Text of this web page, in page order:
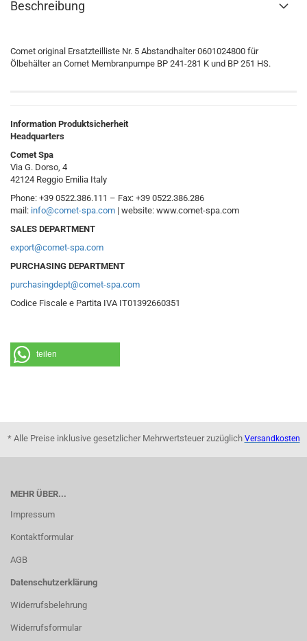
Beschreibung
Comet original Ersatzteilliste Nr. 5 Abstandhalter 0601024800 für
Ölbehälter an Comet Membranpumpe BP 241-281 K und BP 251 HS.
Information Produktsicherheit
Headquarters
Comet Spa
Via G. Dorso, 4
42124 Reggio Emilia Italy
Phone: +39 0522.386.111 – Fax: +39 0522.386.286
mail: info@comet-spa.com | website: www.comet-spa.com
SALES DEPARTMENT
export@comet-spa.com
PURCHASING DEPARTMENT
purchasingdept@comet-spa.com
Codice Fiscale e Partita IVA IT01392660351
teilen
* Alle Preise inklusive gesetzlicher Mehrwertsteuer zuzüglich Versandkosten
MEHR ÜBER...
Impressum
Kontaktformular
AGB
Datenschutzerklärung
Widerrufsbelehrung
Widerrufsformular